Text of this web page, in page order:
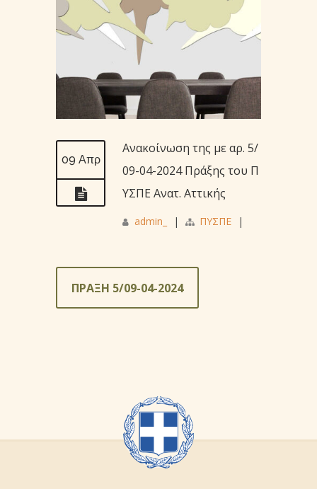
09 Απρ
Ανακοίνωση της με αρ. 5/
09-04-2024 Πράξης του Π
ΥΣΠΕ Ανατ. Αττικής
admin_ | ΠΥΣΠΕ |
ΠΡΑΞΗ 5/09-04-2024